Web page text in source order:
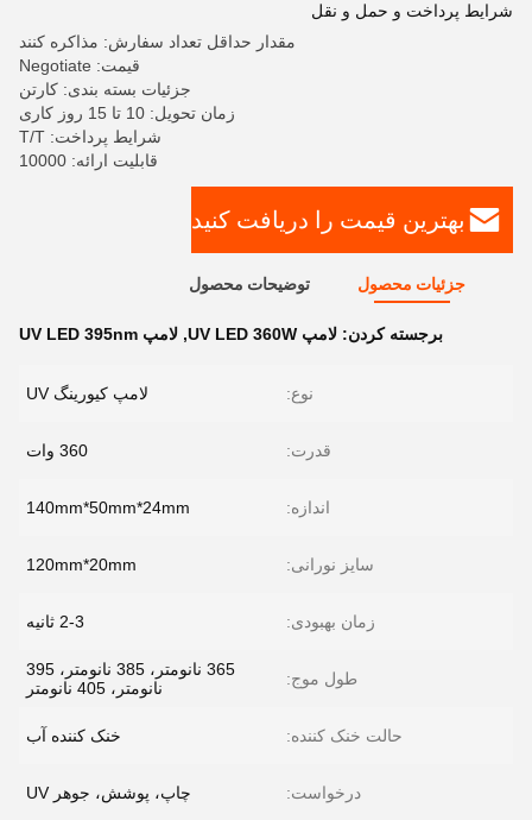
شرایط پرداخت و حمل و نقل
مقدار حداقل تعداد سفارش: مذاکره کنند
قیمت: Negotiate
جزئیات بسته بندی: کارتن
زمان تحویل: 10 تا 15 روز کاری
شرایط پرداخت: T/T
قابلیت ارائه: 10000
بهترین قیمت را دریافت کنید
جزئیات محصول توضیحات محصول
برجسته کردن: لامپ UV LED 360W , لامپ UV LED 395nm
نوع: لامپ کیورینگ UV
قدرت: 360 وات
اندازه: 140mm*50mm*24mm
سایز نورانی: 120mm*20mm
زمان بهبودی: 2-3 ثانیه
طول موج:
365 نانومتر، 385 نانومتر، 395
نانومتر، 405 نانومتر
حالت خنک کننده: خنک کننده آب
درخواست: چاپ، پوشش، جوهر UV